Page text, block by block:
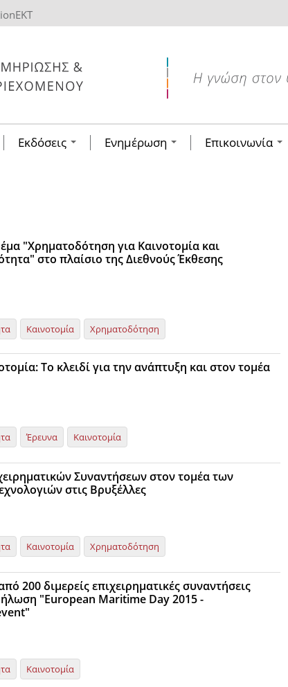
Εκδόσεις Ενημέρωση Επικοινωνία
"Χρηματοδότηση για Καινοτομία και
στο πλαίσιο της Διεθνούς Έκθεσης
Καινοτομία Χρηματοδότηση
Το κλειδί για την ανάπτυξη και στον τομέα
Έρευνα Καινοτομία
Συναντήσεων στον τομέα των
στις Βρυξέλλες
Καινοτομία Χρηματοδότηση
200 διμερείς επιχειρηματικές συναντήσεις
"European Maritime Day 2015 -
Καινοτομία